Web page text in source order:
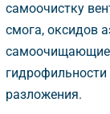
самоочистку
смога, оксидов
идрофильности
разложения.